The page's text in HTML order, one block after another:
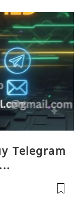
Telegram